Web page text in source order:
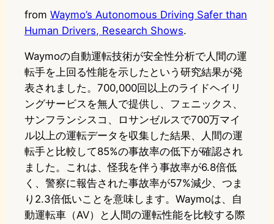
e
o
d
o
n
s
k
y
e
b
o
o
a
from Waymo’s Autonomous Driving Safer than
Human Drivers, Research Shows.
Waymoの自動運転技術が安全性分析で人間の運
転手を上回る性能を示したという研究結果が発
表されました。700,000回以上のライドヘイリ
ングサービスを無人で提供し、フェニックス、
サンフランシスコ、ロサンゼルスで700万マイ
ル以上の運転データを収集した結果、人間の運
転手と比較して85%の事故率の低下が確認され
ました。これは、怪我を伴う事故率が6.8倍低
く、警察に報告された事故率が57%減少、つま
り2.3倍低いことを意味します。Waymoは、自
動運転車（AV）と人間の運転性能を比較する際